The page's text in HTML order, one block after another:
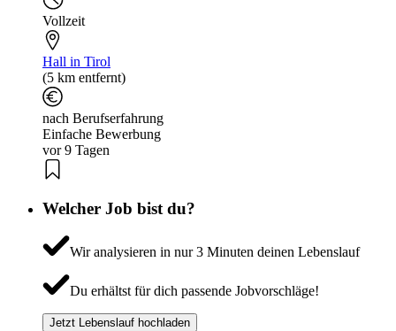
Vollzeit
Hall in Tirol
(5 km entfernt)
nach Berufserfahrung
Einfache Bewerbung
vor 9 Tagen
Welcher Job bist du?
Wir analysieren in nur 3 Minuten deinen Lebenslauf
Du erhältst für dich passende Jobvorschläge!
Jetzt Lebenslauf hochladen